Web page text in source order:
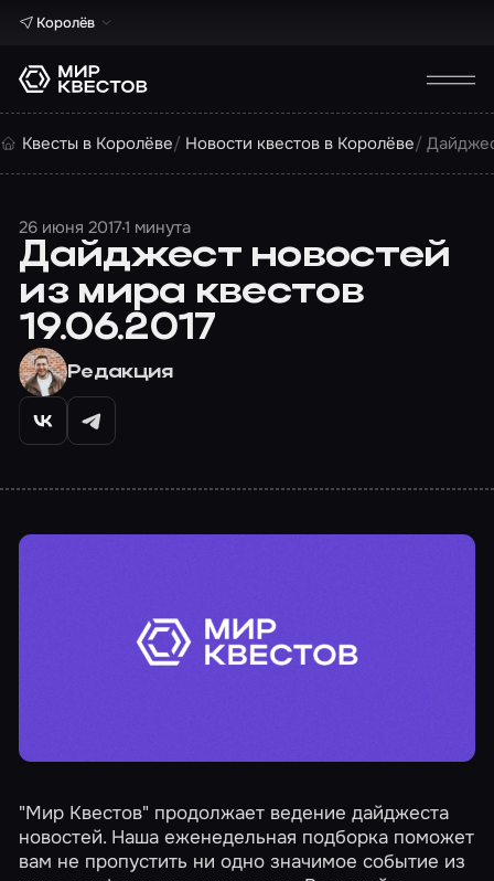
Королёв
Квесты в Королёве Новости квестов в Королёве
26 июня 20171 минута
Дайджест новостей
из мира квестов
19.06.2017
Редакция
"Мир Квестов" продолжает ведение дайджеста
новостей. Наша еженедельная подборка поможет
вам не пропустить ни одно значимое событие из